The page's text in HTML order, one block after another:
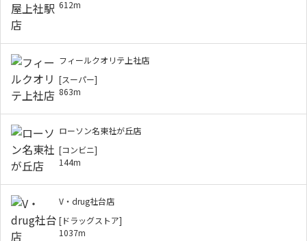
612m
フィールクオリテ上社店
[スーパー]
863m
ローソン名東社が丘店
[コンビニ]
144m
V・drug社台店
[ドラッグストア]
1037m